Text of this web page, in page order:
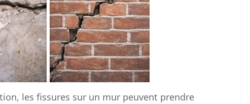
les fissures sur un mur peuvent prendre